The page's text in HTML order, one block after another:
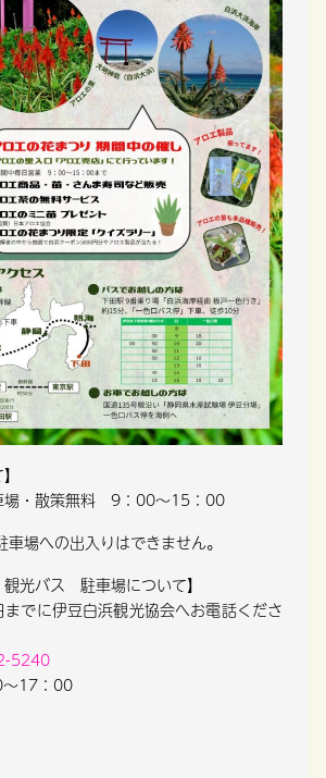
場・散策無料 9：00～15：00
場への出入りはできません。
観光バス 駐車場について】
までに伊豆白浜観光協会へお電話くださ
5240
17：00